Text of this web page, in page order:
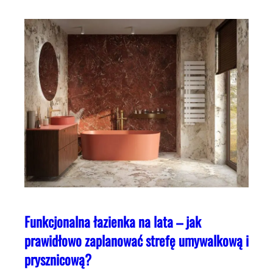
Funkcjonalna łazienka na lata – jak
prawidłowo zaplanować strefę umywalkową i
prysznicową?